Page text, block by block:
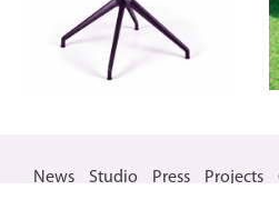
News Studio Press Projects